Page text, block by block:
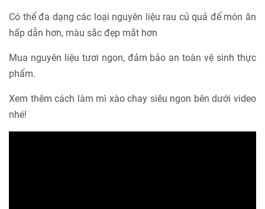
Có thể đa dạng các loại nguyên liệu rau củ quả để món ăn
hấp dẫn hơn, màu sắc đẹp mắt hơn
Mua nguyên liệu tươi ngon, đảm bảo an toàn vệ sinh thực
phẩm.
Xem thêm cách làm mì xào chay siêu ngon bên dưới video
nhé!